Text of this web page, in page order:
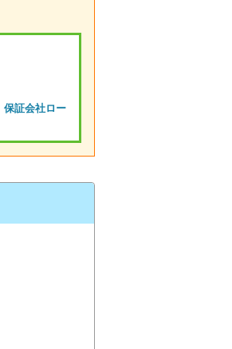
保証会社ロー